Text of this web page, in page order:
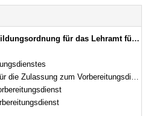
in der Fassung der Bekanntmachung vom 29. September 1992 (GVBl. S. 461) BayRS 2038-3-4-4-1-K (§§ 1–28)
Zulassung zum Vorbereitungsdienst